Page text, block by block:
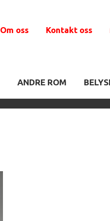
Om oss Kontakt oss
ANDRE ROM